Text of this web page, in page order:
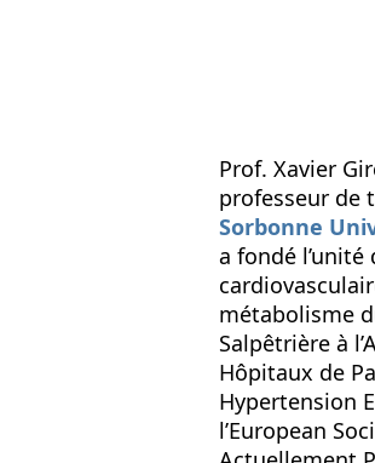
Prof. Xavier
professeur de
Sorbonne
a fondé
métabolisme
Salpêtrière à
Hôpitaux de
Hypertension
l’European